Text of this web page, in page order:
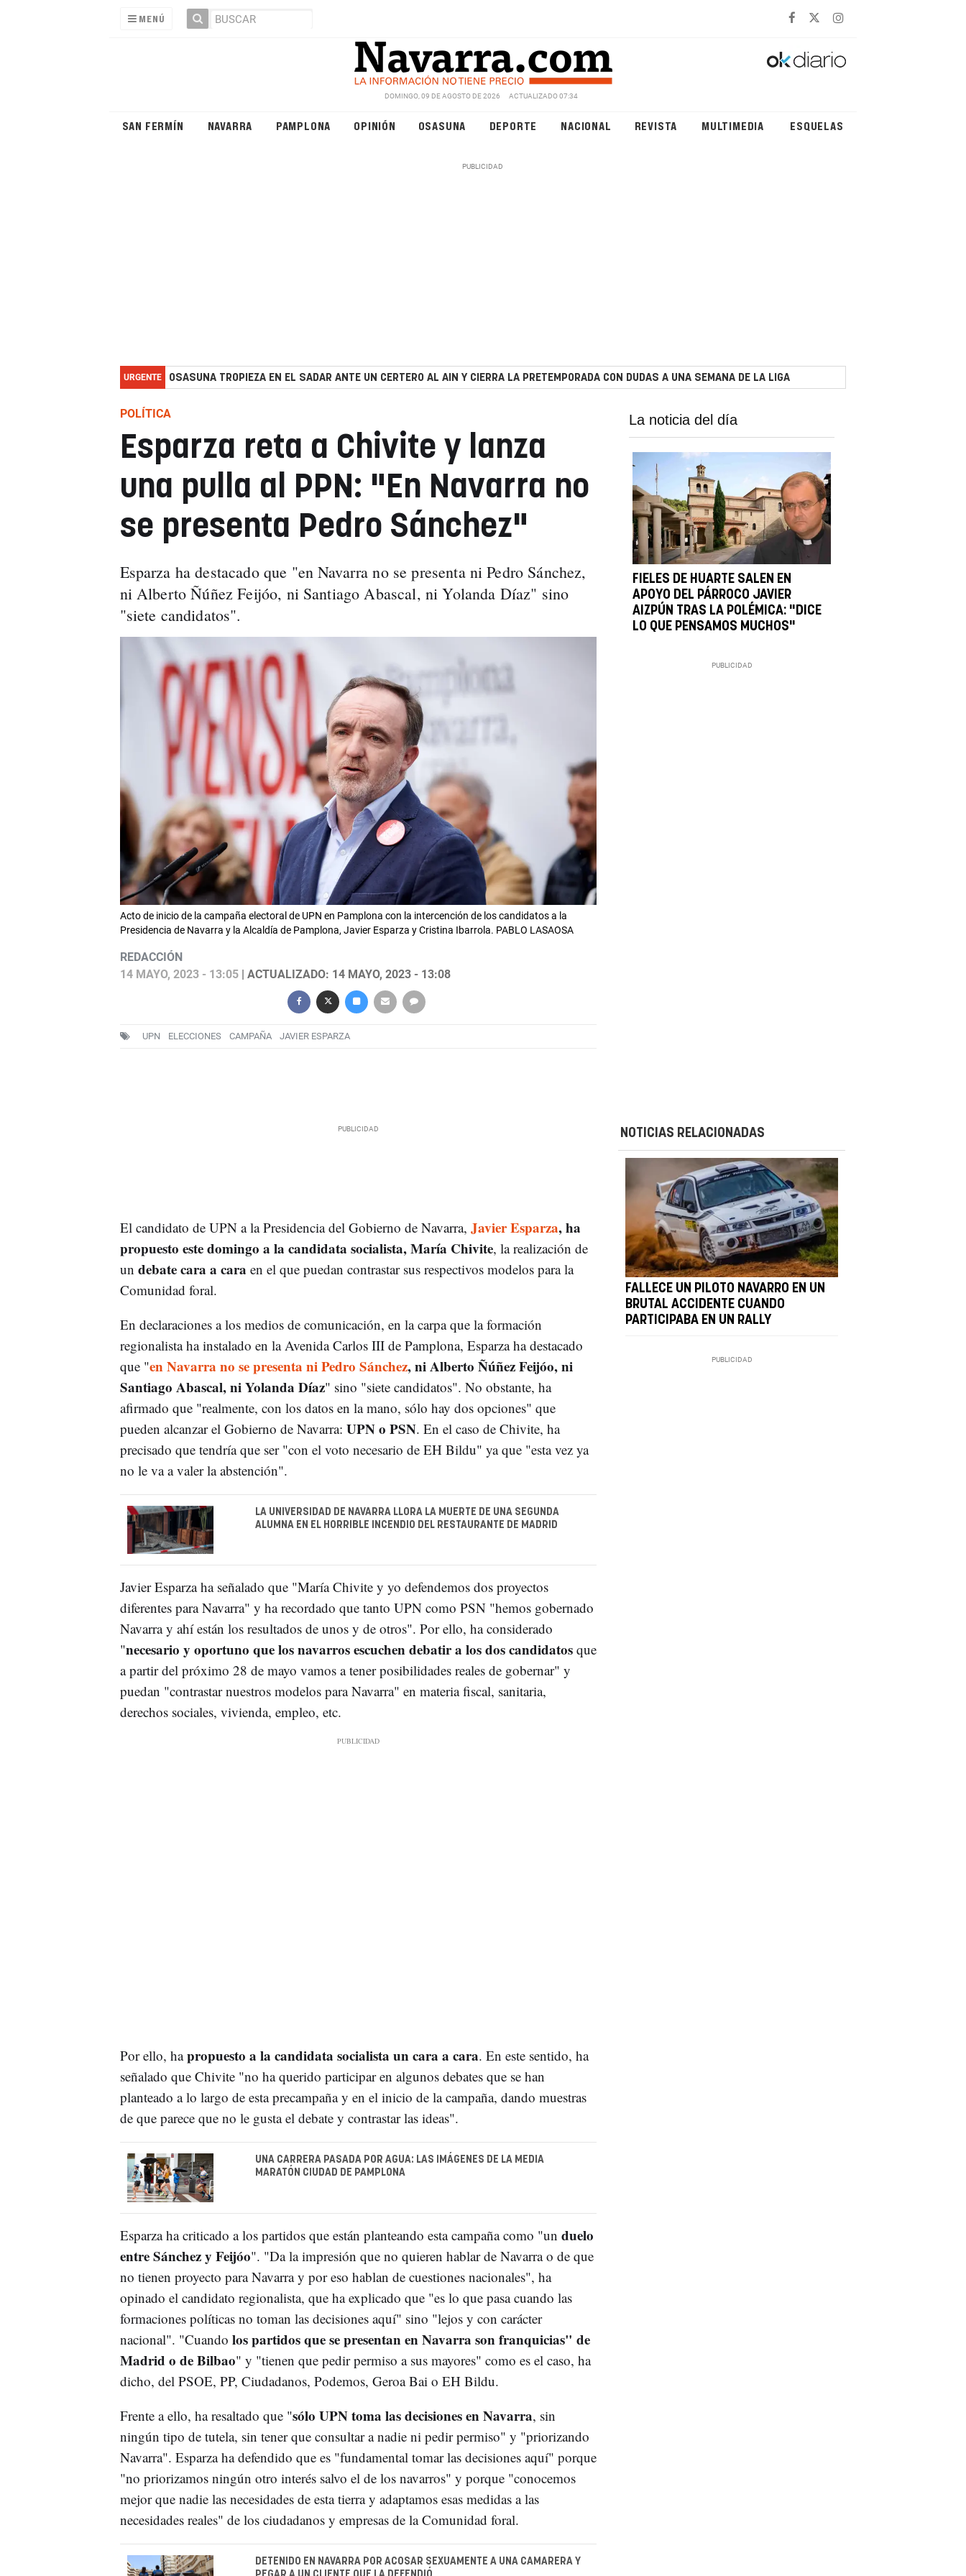
MENÚ
DOMINGO, 09 DE AGOSTO DE 2026 ACTUALIZADO 07:34
SAN FERMÍN NAVARRA PAMPLONA OPINIÓN OSASUNA DEPORTE NACIONAL REVISTA MULTIMEDIA ESQUELAS
URGENTE OSASUNA TROPIEZA EN EL SADAR ANTE UN CERTERO AL AIN Y CIERRA LA PRETEMPORADA CON DUDAS A UNA SEMANA DE LA LIGA
POLÍTICA
Esparza reta a Chivite y lanza
una pulla al PPN: "En Navarra no
se presenta Pedro Sánchez"
Esparza ha destacado que "en Navarra no se presenta ni Pedro Sánchez,
ni Alberto Ñúñez Feijóo, ni Santiago Abascal, ni Yolanda Díaz" sino
"siete candidatos".
Acto de inicio de la campaña electoral de UPN en Pamplona con la intercención de los candidatos a la
Presidencia de Navarra y la Alcaldía de Pamplona, Javier Esparza y Cristina Ibarrola. PABLO LASAOSA
REDACCIÓN
14 MAYO, 2023 - 13:05| ACTUALIZADO: 14 MAYO, 2023 - 13:08
UPN ELECCIONES CAMPAÑA JAVIER ESPARZA
La noticia del día
FIELES DE HUARTE SALEN EN
APOYO DEL PÁRROCO JAVIER
AIZPÚN TRAS LA POLÉMICA: "DICE
LO QUE PENSAMOS MUCHOS"
El candidato de UPN a la Presidencia del Gobierno de Navarra, Javier Esparza, ha
propuesto este domingo a la candidata socialista, María Chivite, la realización de
un debate cara a cara en el que puedan contrastar sus respectivos modelos para la
Comunidad foral.
En declaraciones a los medios de comunicación, en la carpa que la formación
regionalista ha instalado en la Avenida Carlos III de Pamplona, Esparza ha destacado
que "en Navarra no se presenta ni Pedro Sánchez, ni Alberto Ñúñez Feijóo, ni
Santiago Abascal, ni Yolanda Díaz" sino "siete candidatos". No obstante, ha
afirmado que "realmente, con los datos en la mano, sólo hay dos opciones" que
pueden alcanzar el Gobierno de Navarra: UPN o PSN. En el caso de Chivite, ha
precisado que tendría que ser "con el voto necesario de EH Bildu" ya que "esta vez ya
no le va a valer la abstención".
LA UNIVERSIDAD DE NAVARRA LLORA LA MUERTE DE UNA SEGUNDA
ALUMNA EN EL HORRIBLE INCENDIO DEL RESTAURANTE DE MADRID
Javier Esparza ha señalado que "María Chivite y yo defendemos dos proyectos
diferentes para Navarra" y ha recordado que tanto UPN como PSN "hemos gobernado
Navarra y ahí están los resultados de unos y de otros". Por ello, ha considerado
"necesario y oportuno que los navarros escuchen debatir a los dos candidatosque
a partir del próximo 28 de mayo vamos a tener posibilidades reales de gobernar" y
puedan "contrastar nuestros modelos para Navarra" en materia fiscal, sanitaria,
derechos sociales, vivienda, empleo, etc.
Por ello, hapropuesto a la candidata socialista un cara a cara. En este sentido, ha
señalado que Chivite "no ha querido participar en algunos debates que se han
planteado a lo largo de esta precampaña y en el inicio de la campaña, dando muestras
de que parece que no le gusta el debate y contrastar las ideas".
UNA CARRERA PASADA POR AGUA: LAS IMÁGENES DE LA MEDIA
MARATÓN CIUDAD DE PAMPLONA
Esparza ha criticado a los partidos que están planteando esta campaña como "un duelo
entre Sánchez y Feijóo". "Da la impresión que no quieren hablar de Navarra o de que
no tienen proyecto para Navarra y por eso hablan de cuestiones nacionales", ha
opinado el candidato regionalista, que ha explicado que "es lo que pasa cuando las
formaciones políticas no toman las decisiones aquí" sino "lejos y con carácter
nacional". "Cuando los partidos que se presentan en Navarra son franquicias" de
Madrid o de Bilbao" y "tienen que pedir permiso a sus mayores" como es el caso, ha
dicho, del PSOE, PP, Ciudadanos, Podemos, Geroa Bai o EH Bildu.
Frente a ello, ha resaltado que "sólo UPN toma las decisiones en Navarra, sin
ningún tipo de tutela, sin tener que consultar a nadie ni pedir permiso" y "priorizando
Navarra". Esparza ha defendido que es "fundamental tomar las decisiones aquí" porque
"no priorizamos ningún otro interés salvo el de los navarros" y porque "conocemos
mejor que nadie las necesidades de esta tierra y adaptamos esas medidas a las
necesidades reales" de los ciudadanos y empresas de la Comunidad foral.
DETENIDO EN NAVARRA POR ACOSAR SEXUAMENTE A UNA CAMARERA Y
NOTICIAS RELACIONADAS
FALLECE UN PILOTO NAVARRO EN UN
BRUTAL ACCIDENTE CUANDO
PARTICIPABA EN UN RALLY